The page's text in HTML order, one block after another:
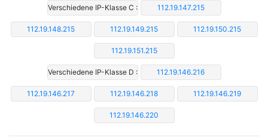
Verschiedene IP-Klasse C : 112.19.147.215
112.19.148.215 112.19.149.215 112.19.150.215
112.19.151.215
Verschiedene IP-Klasse D : 112.19.146.216
112.19.146.217 112.19.146.218 112.19.146.219
112.19.146.220